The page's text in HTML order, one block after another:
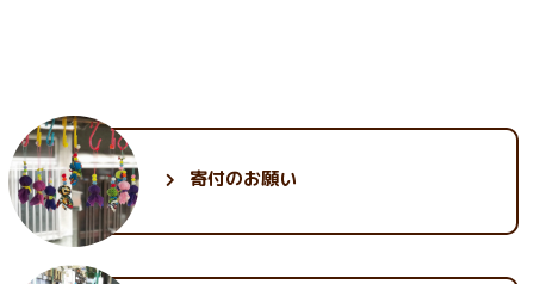
2月 (24)
1月 (23)
4月 (25)
3月 (26)
2月 (25)
1月 (25)
5月 (28)
4月 (26)
3月 (30)
2月 (32)
1月 (30)
7月 (31)
6月 (35)
5月 (30)
寄付のお願い